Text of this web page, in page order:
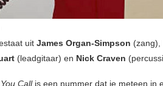
uit James Organ-Simpson (zang),
(leadgitaar) en Nick Craven
Call is een nummer dat je meteen in